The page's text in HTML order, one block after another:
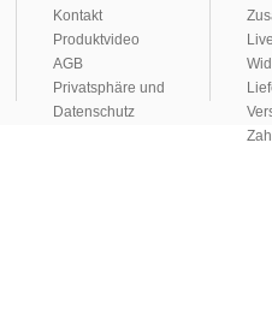
Kontakt
Produktvideo
AGB
Privatsphäre und
Datenschutz